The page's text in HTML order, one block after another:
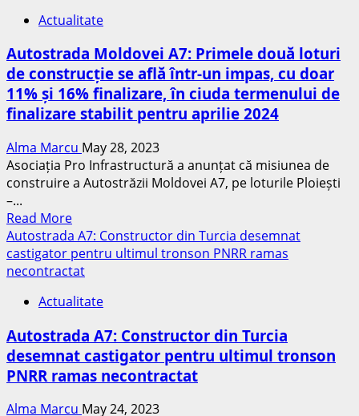
autostrăzii
Brașov
a
primit
aprobarea
Aceasta
va
fi
dintr-
o
rețea
de
tuneluri
12
noduri
rutiere
Actualitate
Autostrada Moldovei A7: Primele două loturi
de construcție se află într-un impas, cu doar
11% și 16% finalizare, în ciuda termenului de
finalizare stabilit pentru aprilie 2024
Alma Marcu May 28, 2023
Asociația Pro Infrastructură a anunțat că misiunea de
construire a Autostrăzii Moldovei A7, pe loturile Ploiești
–...
Read MoreRead
more
about
Autostrada
A7:
două
loturi
de
se
Autostrada A7: Constructor din Turcia desemnat
castigator pentru ultimul tronson PNRR ramas
necontractat
Actualitate
Autostrada A7: Constructor din Turcia
desemnat castigator pentru ultimul tronson
PNRR ramas necontractat
Alma Marcu May 24, 2023